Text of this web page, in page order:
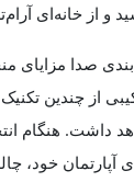
و از خانه‌ای
صدا مزایای
از چندین تکنیک
داشت. هنگام
آپارتمان